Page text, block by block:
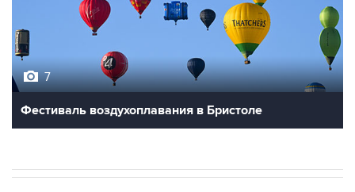
7
Фестиваль воздухоплавания в Бристоле